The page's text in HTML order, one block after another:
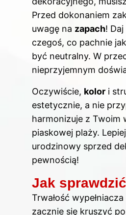
Przed dokonaniem
uwagę na zapach!
czegoś, co pachnie
być neutralny. W
nieprzyjemnym
Oczywiście, kolor i
estetycznie, a nie
harmonizuje z Twoim
piaskowej plaży.
urodzinowy sprzed
pewnością!
Jak
Trwałość
zacznie się kruszyć